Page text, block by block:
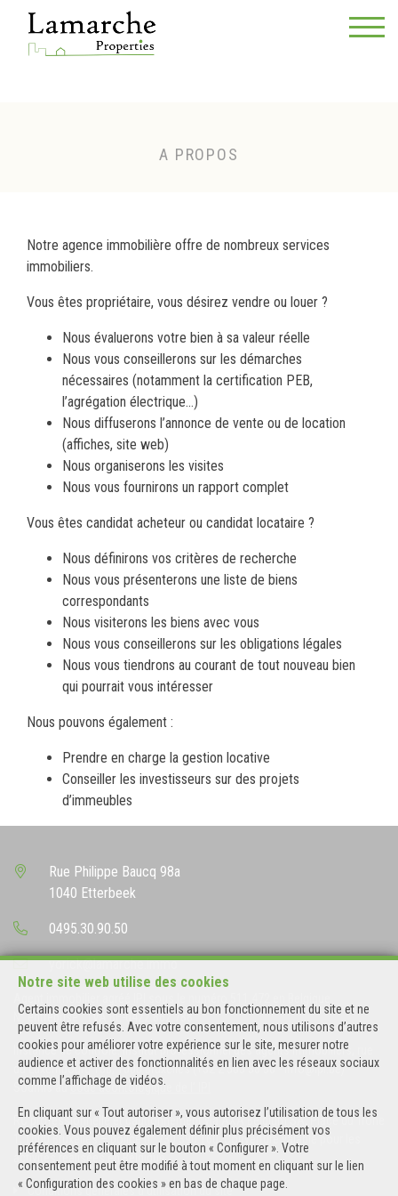
A PROPOS
Notre agence immobilière offre de nombreux services
immobiliers.
Vous êtes propriétaire, vous désirez vendre ou louer ?
Nous évaluerons votre bien à sa valeur réelle
Nous vous conseillerons sur les démarches
nécessaires (notamment la certification PEB,
l’agrégation électrique…)
Nous diffuserons l’annonce de vente ou de location
(affiches, site web)
Nous organiserons les visites
Nous vous fournirons un rapport complet
Vous êtes candidat acheteur ou candidat locataire ?
Nous définirons vos critères de recherche
Nous vous présenterons une liste de biens
correspondants
Nous visiterons les biens avec vous
Nous vous conseillerons sur les obligations légales
Nous vous tiendrons au courant de tout nouveau bien
qui pourrait vous intéresser
Nous pouvons également :
Prendre en charge la gestion locative
Conseiller les investisseurs sur des projets
d’immeubles
Notre site web utilise des cookies
Certains cookies sont essentiels au bon fonctionnement du site et ne
peuvent être refusés. Avec votre consentement, nous utilisons d’autres
cookies pour améliorer votre expérience sur le site, mesurer notre
audience et activer des fonctionnalités en lien avec les réseaux sociaux
comme l’affichage de vidéos.
En cliquant sur « Tout autoriser », vous autorisez l’utilisation de tous les
cookies. Vous pouvez également définir plus précisément vos
préférences en cliquant sur le bouton « Configurer ». Votre
consentement peut être modifié à tout moment en cliquant sur le lien
« Configuration des cookies » en bas de chaque page.
Rue Philippe Baucq 98a
1040 Etterbeek
0495.30.90.50
yorick@lamarche.immo
N° entreprise : TVA BE-0422.862.788
Instance de contrôle: Institut professionnel des agents immobiliers, rue
du Luxembourg 16B, 1000 Bruxelles (+32 2 505 38 50 - info@ipi.be) -
Soumis aucode déontologique de l’ IPI
RC professionnelle et cautionnement via AXA Belgium SA, Place du Trône
1, 1000 Bruxelles – police n° 730.390.160. Couverture valable pour les
activités réalisées en Belgique
Conditions générales d'utilisation du site